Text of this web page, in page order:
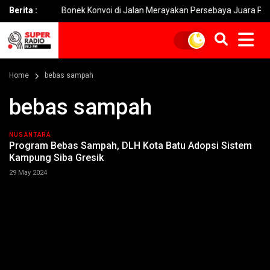
Berita :Bonek Konvoi di Jalan Merayakan Persebaya Juara Piala
Home bebas sampah
bebas sampah
NUSANTARA
Program Bebas Sampah, DLH Kota Batu Adopsi Sistem
Kampung Siba Gresik
29 May 2024